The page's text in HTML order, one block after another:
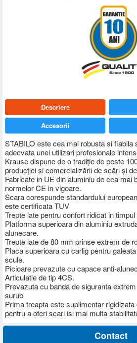
Descriere
STABILO este cea mai robusta si fiabila
adecvata unei utilizari profesionale
Krause dispune de o tradiţie de peste
producţiei şi comercializării de scări şi
Fabricate in UE din aluminiu de cea mai
normelor CE in vigoare.
Scara corespunde standardului
este certificata TUV
Trepte late pentru confort ridicat in timpul
Platforma superioara din aluminiu
alunecare.
Trepte late de 80 mm prinse extrem de
Placa superioara cu carlig pentru
scule.
Picioare prevazute cu capace anti-
Articulatie de tip 4CS.
Prevazuta cu banda de siguranta
surub
Prima treapta este suplimentar
pentru a oferi scari isi mai multa
Accesorii
Contact